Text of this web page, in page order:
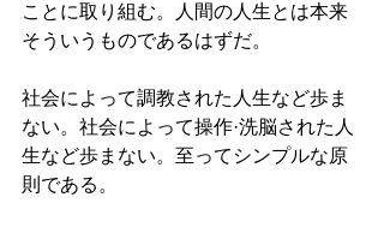
ことに取り組む。人間の人生とは本来
そういうものであるはずだ。
社会によって調教された人生など歩ま
ない。社会によって操作·洗脳された人
生など歩まない。至ってシンプルな原
則である。